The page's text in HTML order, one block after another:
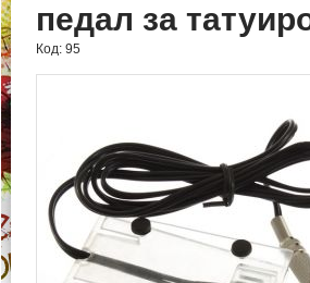
педал за
Код: 95